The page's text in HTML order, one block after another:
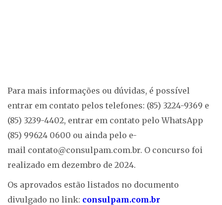
Para mais informações ou dúvidas, é possível
entrar em contato pelos telefones: (85) 3224-9369 e
(85) 3239-4402, entrar em contato pelo WhatsApp
(85) 99624 0600 ou ainda pelo e-
mail contato@consulpam.com.br. O concurso foi
realizado em dezembro de 2024.
Os aprovados estão listados no documento
divulgado no link: consulpam.com.br